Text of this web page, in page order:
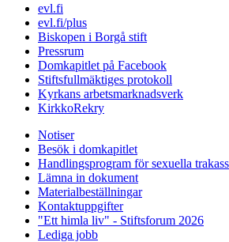
evl.fi
evl.fi/plus
Biskopen i Borgå stift
Pressrum
Domkapitlet på Facebook
Stiftsfullmäktiges protokoll
Kyrkans arbetsmarknadsverk
KirkkoRekry
Notiser
Besök i domkapitlet
Handlingsprogram för sexuella
Lämna in dokument
Materialbeställningar
Kontaktuppgifter
"Ett himla liv" - Stiftsforum 2026
Lediga jobb